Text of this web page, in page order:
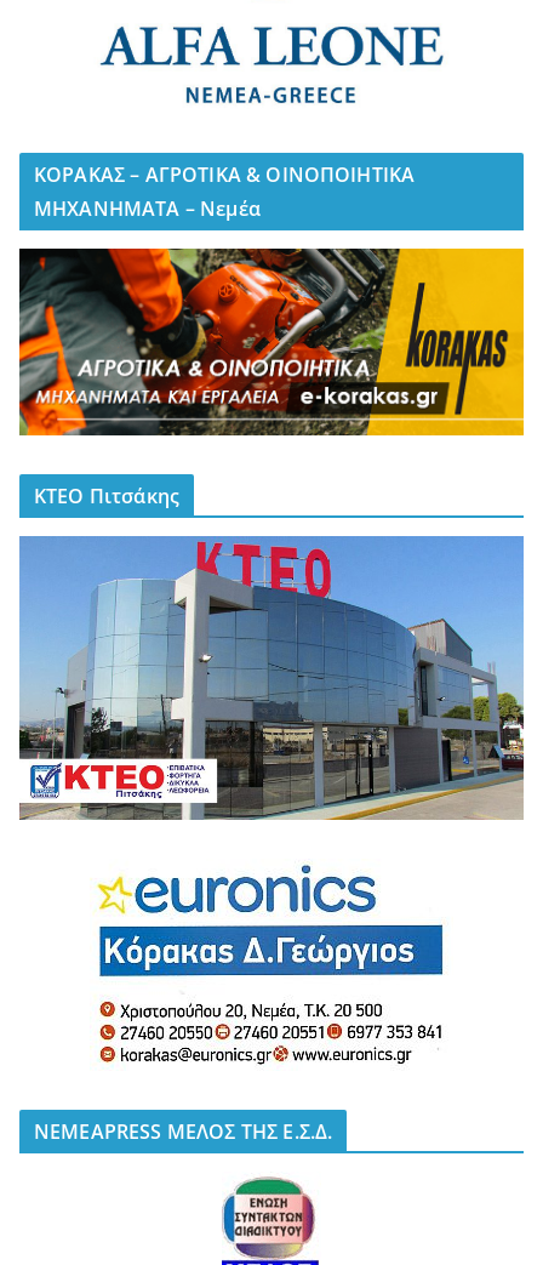
ΚΟΡΑΚΑΣ – ΑΓΡΟΤΙΚΑ & ΟΙΝΟΠΟΙΗΤΙΚΑ
ΜΗΧΑΝΗΜΑΤΑ – Νεμέα
ΚΤΕΟ Πιτσάκης
NEMEAPRESS ΜΕΛΟΣ ΤΗΣ Ε.Σ.Δ.